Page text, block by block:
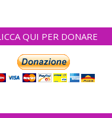
QUI PER DONARE